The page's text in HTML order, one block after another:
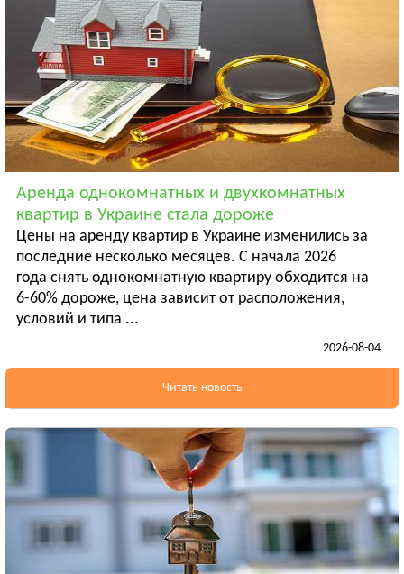
Тараща
Тетиев
Смотреть всё
КИРОВОГРАДСКАЯ ОБЛАСТЬ
Александрия
Бобринец
Гайворон
Смотреть всё
ЛУГАНСКАЯ ОБЛАСТЬ
Алчевск
Рубежное
Александровск
Смотреть всё
ЛЬВОВСКАЯ ОБЛАСТЬ
Стрый
НИКОЛАЕВСКАЯ ОБЛАСТЬ
Вознесенск
Новая Одесса
Смотреть всё
ОДЕССКАЯ ОБЛАСТЬ
Аренда однокомнатных и двухкомнатных
квартир в Украине стала дороже
Цены на аренду квартир в Украине изменились за
последние несколько месяцев. С начала 2026
года снять однокомнатную квартиру обходится на
6-60% дороже, цена зависит от расположения,
условий и типа ...
2026-08-04
Читать новость